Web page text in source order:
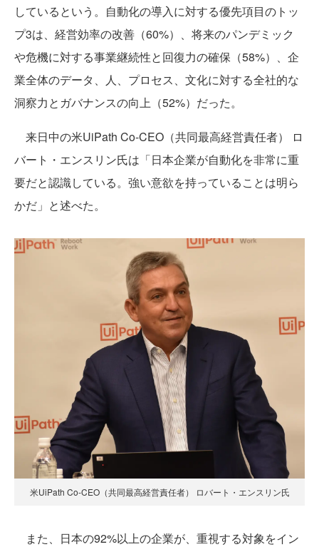
しているという。自動化の導入に対する優先項目のトッ
プ3は、経営効率の改善（60%）、将来のパンデミック
や危機に対する事業継続性と回復力の確保（58%）、企
業全体のデータ、人、プロセス、文化に対する全社的な
洞察力とガバナンスの向上（52%）だった。
来日中の米UiPath Co-CEO（共同最高経営責任者） ロ
バート・エンスリン氏は「日本企業が自動化を非常に重
要だと認識している。強い意欲を持っていることは明ら
かだ」と述べた。
米UiPath Co-CEO（共同最高経営責任者） ロバート・エンスリン氏
また、日本の92%以上の企業が、重視する対象をイン